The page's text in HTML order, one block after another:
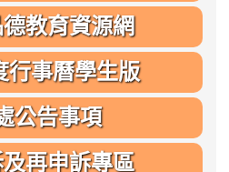
教育資源網
行事曆學生版
公告事項
再申訴專區